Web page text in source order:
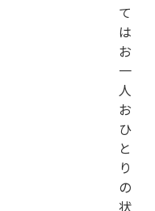
て
は
お
一
人
お
ひ
と
り
の
状